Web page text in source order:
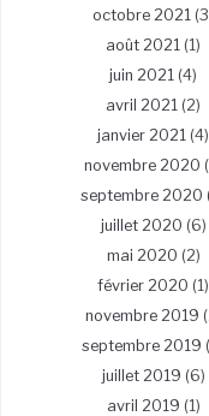
octobre 2021
août 2021 (1)
juin 2021 (4)
avril 2021 (2)
janvier 2021 (4)
novembre 2020
septembre 2020
juillet 2020 (6)
mai 2020 (2)
février 2020 (1)
novembre 2019
septembre 2019
juillet 2019 (6)
avril 2019 (1)